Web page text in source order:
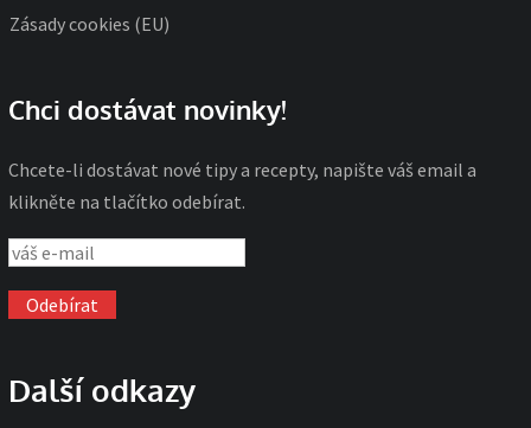
Zásady cookies (EU)
Chci dostávat novinky!
Chcete-li dostávat nové tipy a recepty, napište váš email a
klikněte na tlačítko odebírat.
Další odkazy